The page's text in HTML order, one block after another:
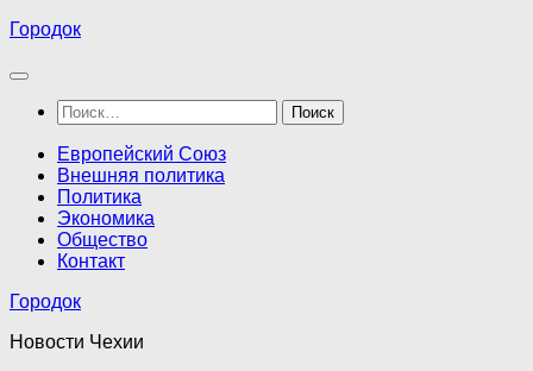
Перейти
содержимому
Городок
Найти:
Европейский Союз
Внешняя политика
Политика
Экономика
Общество
Контакт
Городок
Новости Чехии